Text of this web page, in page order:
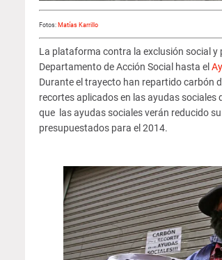
Fotos: Matías Karrillo
La plataforma contra la exclusión social y
Departamento de Acción Social hasta el
Durante el trayecto han repartido carbón
recortes aplicados en las ayudas
que las ayudas sociales verán reducido
presupuestados para el 2014.